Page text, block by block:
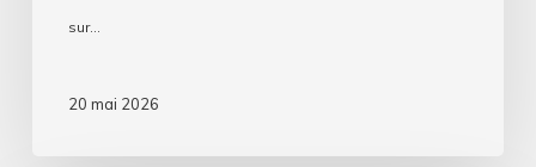
sur…
20 mai 2026